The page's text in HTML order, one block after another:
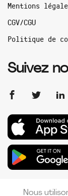
Mentions
CGV/CGU
Politique de
Suivez
Nous